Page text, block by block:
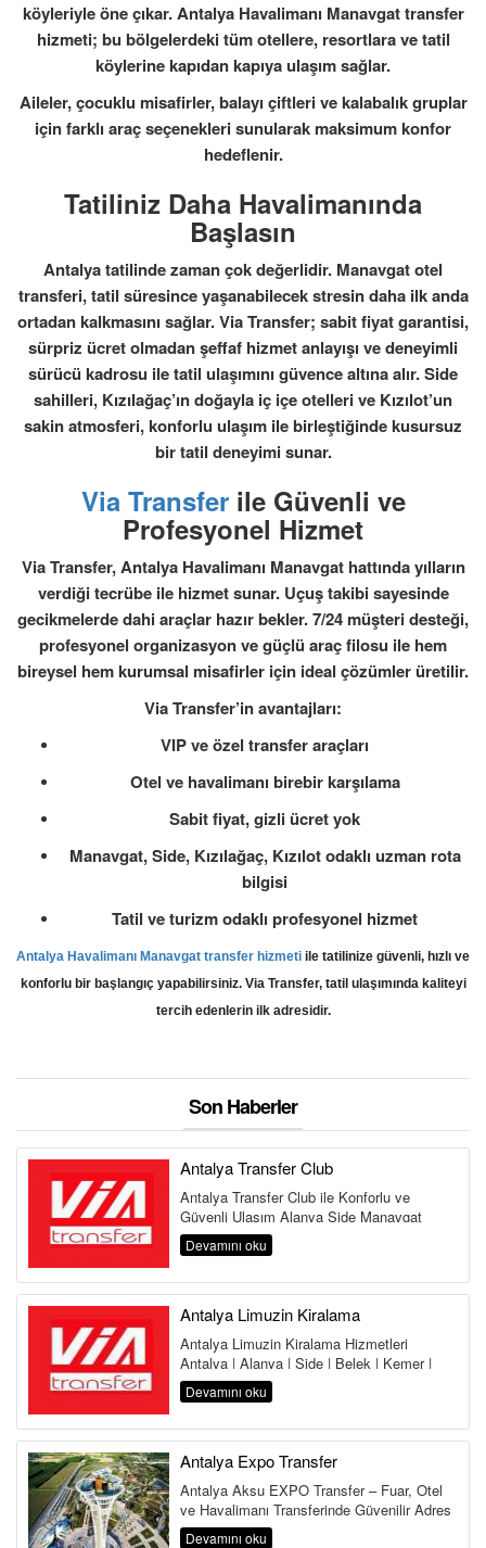
köyleriyle öne çıkar. Antalya Havalimanı Manavgat transfer
hizmeti; bu bölgelerdeki tüm otellere, resortlara ve tatil
köylerine kapıdan kapıya ulaşım sağlar.
Aileler, çocuklu misafirler, balayı çiftleri ve kalabalık gruplar
için farklı araç seçenekleri sunularak maksimum konfor
hedeflenir.
Tatiliniz Daha Havalimanında
Başlasın
Antalya tatilinde zaman çok değerlidir. Manavgat otel
transferi, tatil süresince yaşanabilecek stresin daha ilk anda
ortadan kalkmasını sağlar. Via Transfer; sabit fiyat garantisi,
sürpriz ücret olmadan şeffaf hizmet anlayışı ve deneyimli
sürücü kadrosu ile tatil ulaşımını güvence altına alır. Side
sahilleri, Kızılağaç’ın doğayla iç içe otelleri ve Kızılot’un
sakin atmosferi, konforlu ulaşım ile birleştiğinde kusursuz
bir tatil deneyimi sunar.
Via Transfer ile Güvenli ve
Profesyonel Hizmet
Via Transfer, Antalya Havalimanı Manavgat hattında yılların
verdiği tecrübe ile hizmet sunar. Uçuş takibi sayesinde
gecikmelerde dahi araçlar hazır bekler. 7/24 müşteri desteği,
profesyonel organizasyon ve güçlü araç filosu ile hem
bireysel hem kurumsal misafirler için ideal çözümler üretilir.
Via Transfer’in avantajları:
VIP ve özel transfer araçları
Otel ve havalimanı birebir karşılama
Sabit fiyat, gizli ücret yok
Manavgat, Side, Kızılağaç, Kızılot odaklı uzman rota
bilgisi
Tatil ve turizm odaklı profesyonel hizmet
Antalya Havalimanı Manavgat transfer hizmeti ile tatilinize güvenli, hızlı ve
konforlu bir başlangıç yapabilirsiniz. Via Transfer, tatil ulaşımında kaliteyi
tercih edenlerin ilk adresidir.
Son Haberler
Antalya Transfer Club
Antalya Transfer Club ile Konforlu ve
Güvenli Ulaşım Alanya Side Manavgat
Belek Kemer Kundu Lara Antalya
Havalima...
Devamını oku
Antalya Limuzin Kiralama
Antalya Limuzin Kiralama Hizmetleri
Antalya | Alanya | Side | Belek | Kemer |
Lara | Kundu | Land of Legends Antalya,...
Devamını oku
Antalya Expo Transfer
Antalya Aksu EXPO Transfer – Fuar, Otel
ve Havalimanı Transferinde Güvenilir Adres
Antalya Aksu Transfer Hi...
Devamını oku